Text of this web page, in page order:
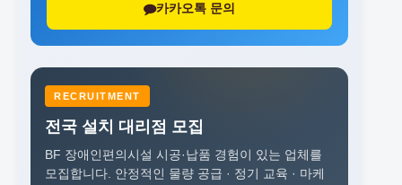
카카오톡 문의
RECRUITMENT
전국 설치 대리점 모집
BF 장애인편의시설 시공·납품 경험이 있는 업체를
모집합니다. 안정적인 물량 공급 · 정기 교육 · 마케